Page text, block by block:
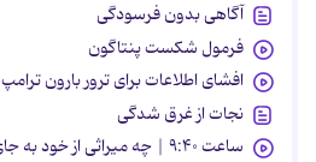
آگاهی بدون فرسودگی
فرمول شکست پنتاگون
افشای اطلاعات برای ترور بارون ترامپ
نجات از غرق شدگی
ساعت ۹:۴۰ | چه میراثی از خود به جای گذاشت؟